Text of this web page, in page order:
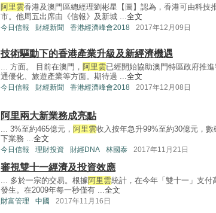
阿里雲香港及澳門區總經理劉彬星【圖】認為，香港可由科技
市。他周五出席由《信報》及新城 ...全文
今日信報 財經新聞 香港經濟峰會2018 2017年12月09日
技術驅動下的香港產業升級及新經濟機遇
... 方面。 目前在澳門， 阿里雲已經開始協助澳門特區政府推
通優化、旅遊產業等方面。期待過 ...全文
今日信報 財經新聞 香港經濟峰會2018 2017年12月08日
阿里兩大新業務成亮點
... 3%至約465億元， 阿里雲收入按年急升99%至約30億元，
下業務 ...全文
今日信報 理財投資 財經DNA 林國泰 2017年11月21日
審視雙十一經濟及投資效應
... 多於一宗的交易。根據阿里雲統計，在今年「雙十一」支付
發生。在2009年每一秒僅有 ...全文
財富管理 中國 2017年11月16日